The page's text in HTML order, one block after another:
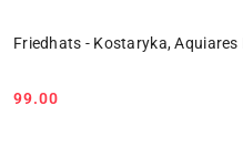
Friedhats - Kostaryka, Aquiares
Cena:
99.00